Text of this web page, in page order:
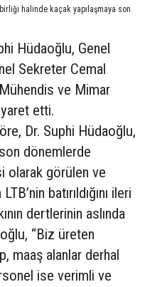
halinde kaçak yapılaşmaya son
Hüdaoğlu, Genel
Sekreter Cemal
ve Mimar
etti.
Dr. Suphi Hüdaoğlu,
dönemlerde
olarak görülen ve
batırıldığını ileri
dertlerinin aslında
“Biz üreten
maaş alanlar derhal
ise verimli ve